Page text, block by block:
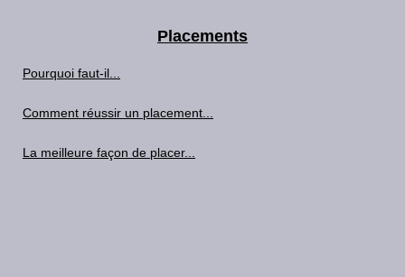
Placements
Pourquoi faut-il...
Comment réussir un placement...
La meilleure façon de placer...